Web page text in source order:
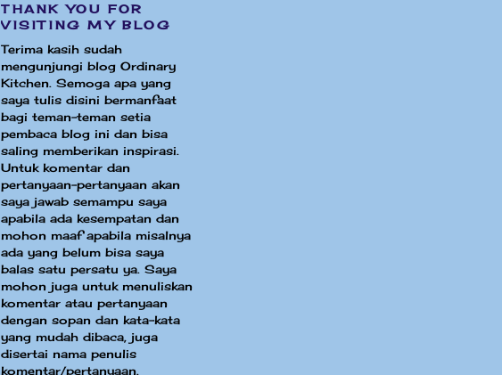
THANK YOU FOR
VISITING MY BLOG
Terima kasih sudah
mengunjungi blog Ordinary
Kitchen. Semoga apa yang
saya tulis disini bermanfaat
bagi teman-teman setia
pembaca blog ini dan bisa
saling memberikan inspirasi.
Untuk komentar dan
pertanyaan-pertanyaan akan
saya jawab semampu saya
apabila ada kesempatan dan
mohon maaf apabila misalnya
ada yang belum bisa saya
balas satu persatu ya. Saya
mohon juga untuk menuliskan
komentar atau pertanyaan
dengan sopan dan kata-kata
yang mudah dibaca, juga
disertai nama penulis
komentar/pertanyaan.